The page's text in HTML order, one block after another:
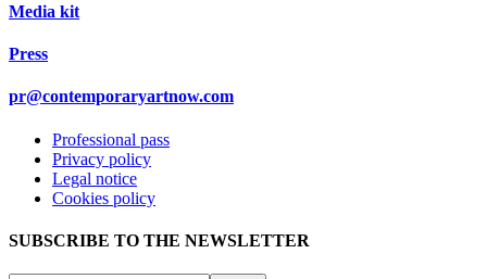
Media kit
Press
pr@contemporaryartnow.com
Professional pass
Privacy policy
Legal notice
Cookies policy
SUBSCRIBE TO THE NEWSLETTER